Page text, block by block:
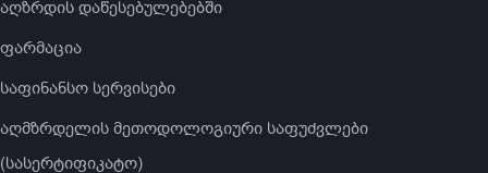
აღზრდის დაწესებულებებში
ფარმაცია
საფინანსო სერვისები
აღმზრდელის მეთოდოლოგიური საფუძვლები
(სასერტიფიკატო)